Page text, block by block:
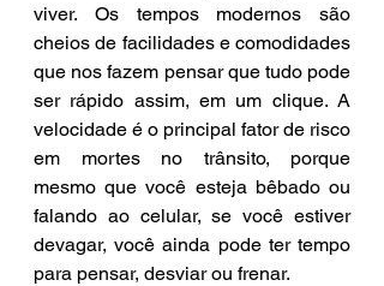
viver. Os tempos modernos são
cheios de facilidades e comodidades
que nos fazem pensar que tudo pode
ser rápido assim, em um clique. A
velocidade é o principal fator de risco
em mortes no trânsito, porque
mesmo que você esteja bêbado ou
falando ao celular, se você estiver
devagar, você ainda pode ter tempo
para pensar, desviar ou frenar.